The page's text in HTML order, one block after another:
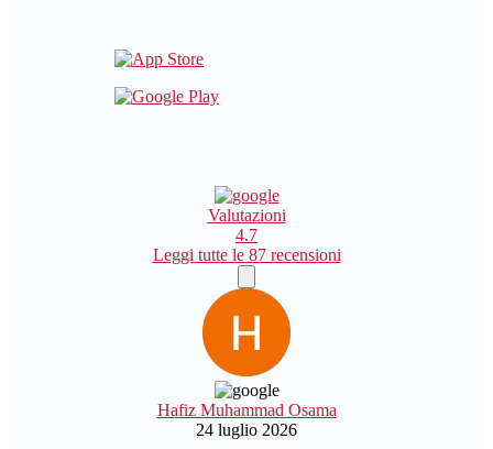
Valutazioni
4.7
Leggi tutte le 87 recensioni
Hafiz Muhammad Osama
24 luglio 2026